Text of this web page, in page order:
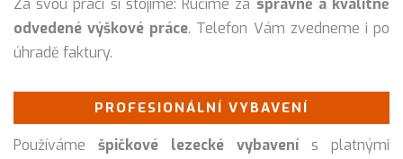
Za svou prací si stojíme: Ručíme za správně a kvalitně
odvedené výškové práce. Telefon Vám zvedneme i po
úhradě faktury.
PROFESIONÁLNÍ VYBAVENÍ
Používáme špičkové lezecké vybavenís platnými